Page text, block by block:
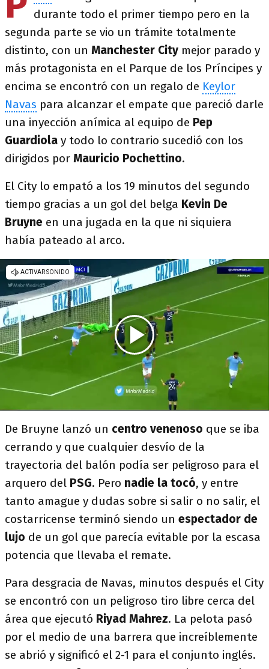
durante todo el primer tiempo pero en la
segunda parte se vio un trámite totalmente
distinto, con un Manchester City mejor parado y
más protagonista en el Parque de los Príncipes y
encima se encontró con un regalo de Keylor
Navas para alcanzar el empate que pareció darle
una inyección anímica al equipo de Pep
Guardiola y todo lo contrario sucedió con los
dirigidos por Mauricio Pochettino.
El City lo empató a los 19 minutos del segundo
tiempo gracias a un gol del belga Kevin De
Bruyne en una jugada en la que ni siquiera
había pateado al arco.
De Bruyne lanzó un centro venenoso que se iba
cerrando y que cualquier desvío de la
trayectoria del balón podía ser peligroso para el
arquero del PSG. Pero nadie la tocó, y entre
tanto amague y dudas sobre si salir o no salir, el
costarricense terminó siendo un espectador de
lujo de un gol que parecía evitable por la escasa
potencia que llevaba el remate.
Para desgracia de Navas, minutos después el City
se encontró con un peligroso tiro libre cerca del
área que ejecutó Riyad Mahrez. La pelota pasó
por el medio de una barrera que increíblemente
se abrió y significó el 2-1 para el conjunto inglés.